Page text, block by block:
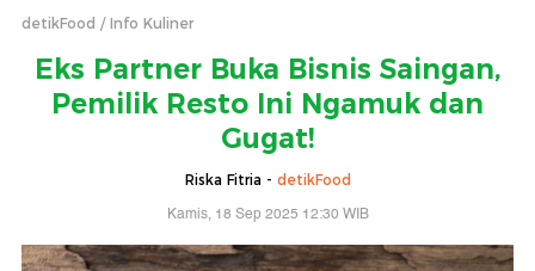
detikFood Info Kuliner
Eks Partner Buka Bisnis Saingan,
Pemilik Resto Ini Ngamuk dan
Gugat!
Riska Fitria - detikFood
Kamis, 18 Sep 2025 12:30 WIB